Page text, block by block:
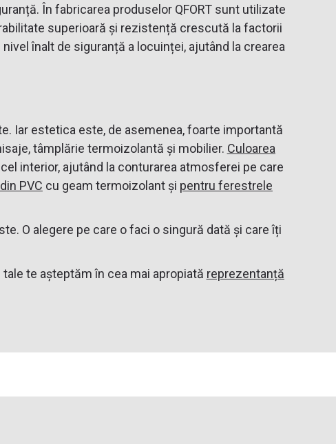
În fabricarea produselor QFORT sunt utilizate
superioară și rezistență crescută la factorii
înalt de siguranță a locuinței, ajutând la crearea
Iar estetica este, de asemenea, foarte importantă
tâmplărie termoizolantă și mobilier. Culoarea
interior, ajutând la conturarea atmosferei pe care
PVC cu geam termoizolant și pentru ferestrele
O alegere pe care o faci o singură dată și care îți
te așteptăm în cea mai apropiată reprezentanță